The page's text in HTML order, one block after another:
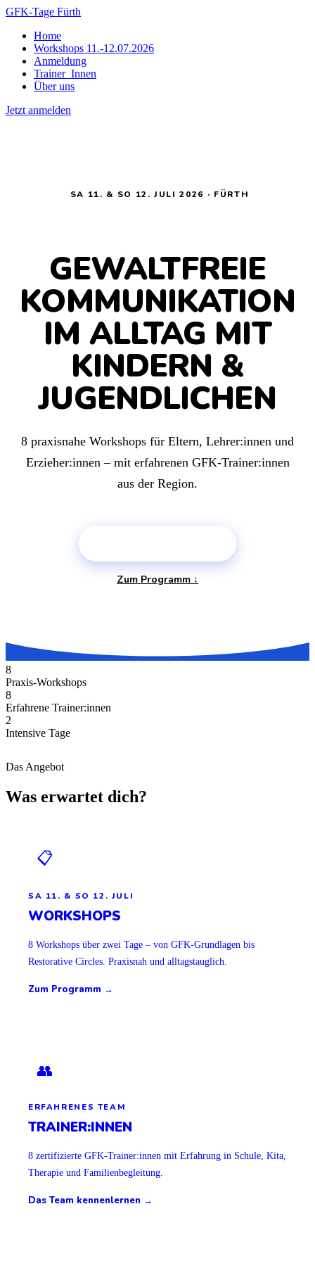
GFK-Tage Fürth
Home
Workshops 11.-12.07.2026
Anmeldung
Trainer_Innen
Über uns
Jetzt anmelden
SA 11. & SO 12. JULI 2026 · FÜRTH
GEWALTFREIE
KOMMUNIKATION
IM ALLTAG MIT
KINDERN &
JUGENDLICHEN
8 praxisnahe Workshops für Eltern, Lehrer:innen und
Erzieher:innen – mit erfahrenen GFK-Trainer:innen
aus der Region.
Zum Programm ↓
8
Praxis-Workshops
8
Erfahrene Trainer:innen
2
Intensive Tage
Das Angebot
Was erwartet dich?
📋
SA 11. & SO 12. JULI
WORKSHOPS
8 Workshops über zwei Tage – von GFK-Grundlagen bis
Restorative Circles. Praxisnah und alltagstauglich.
Zum Programm →
👥
ERFAHRENES TEAM
TRAINER:INNEN
8 zertifizierte GFK-Trainer:innen mit Erfahrung in Schule, Kita,
Therapie und Familienbegleitung.
Das Team kennenlernen →